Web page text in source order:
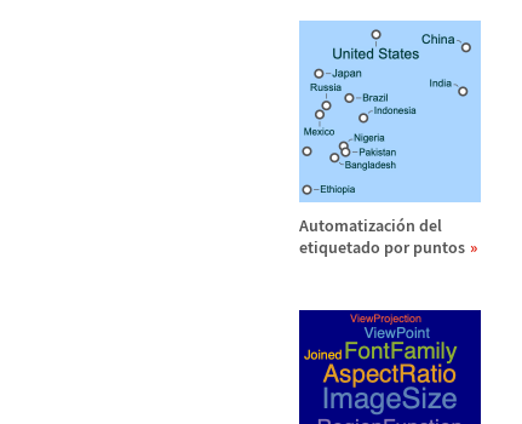
Automatización del
etiquetado por puntos